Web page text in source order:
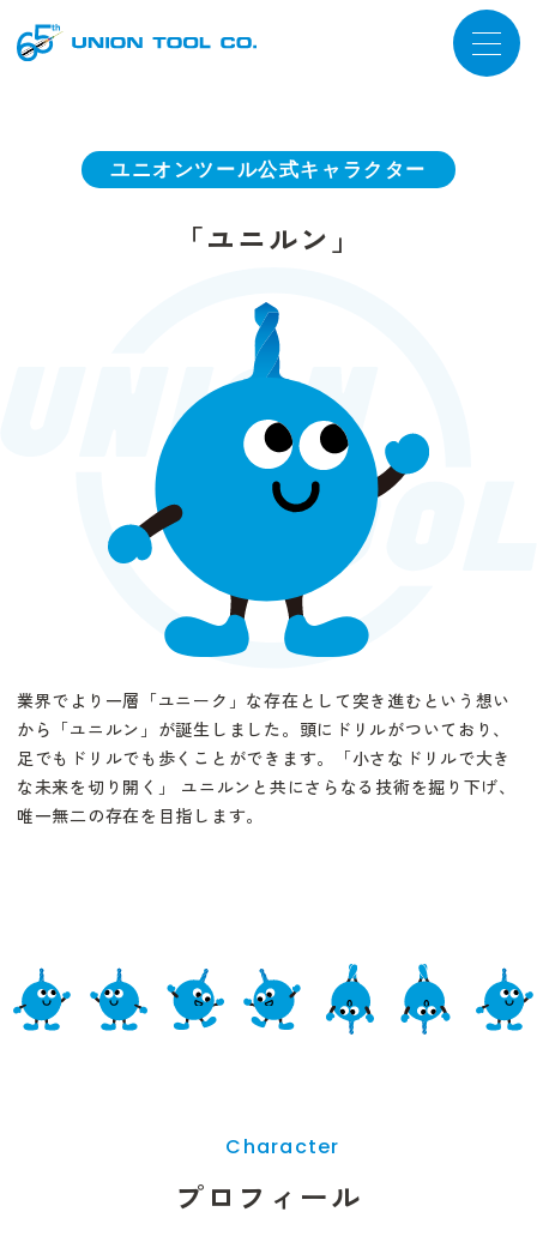
ユニオンツール公式キャラクター
「ユニルン」
業界でより一層「ユニーク」な存在として突き進むという想い
から「ユニルン」が誕生しました。頭にドリルがついており、
足でもドリルでも歩くことができます。「小さなドリルで大き
な未来を切り開く」 ユニルンと共にさらなる技術を掘り下げ、
唯一無二の存在を目指します。
Character
プロフィール